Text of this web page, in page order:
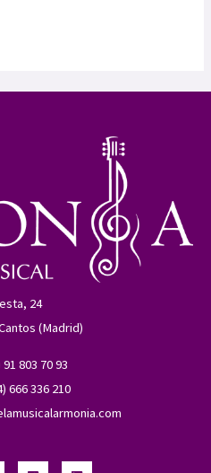
24
(Madrid)
91 803 70 93
666 336 210